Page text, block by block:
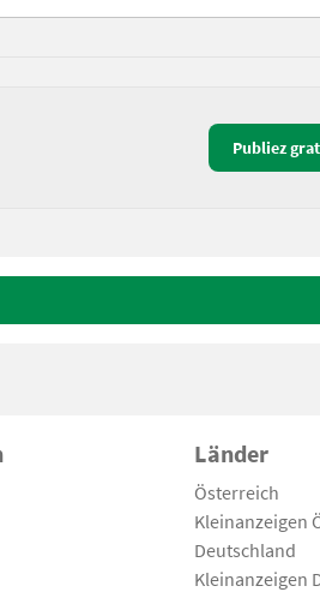
Publiez
Länder
Österreich
Kleinanzeigen
Deutschland
Kleinanzeigen